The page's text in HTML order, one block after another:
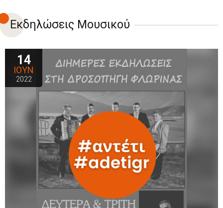
Εκδηλώσεις Μουσικού
14
ΙΟΥΝ
2022